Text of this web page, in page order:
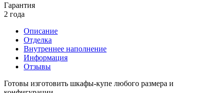
Гарантия
2 года
Описание
Отделка
Внутреннее наполнение
Информация
Отзывы
Готовы изготовить шкафы-купе любого размера и